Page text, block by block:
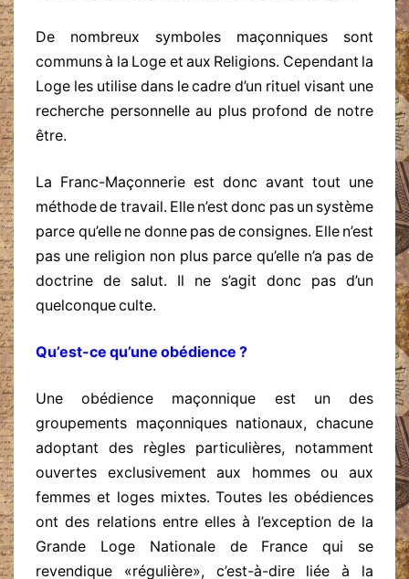
De nombreux symboles maçonniques sont
communs à la Loge et aux Religions. Cependant la
Loge les utilise dans le cadre d’un rituel visant une
recherche personnelle au plus profond de notre
être.
La Franc-Maçonnerie est donc avant tout une
méthode de travail. Elle n’est donc pas un système
parce qu’elle ne donne pas de consignes. Elle n’est
pas une religion non plus parce qu’elle n’a pas de
doctrine de salut. Il ne s’agit donc pas d’un
quelconque culte.
Qu’est-ce qu’une obédience ?
Une obédience maçonnique est un des
groupements maçonniques nationaux, chacune
adoptant des règles particulières, notamment
ouvertes exclusivement aux hommes ou aux
femmes et loges mixtes. Toutes les obédiences
ont des relations entre elles à l’exception de la
Grande Loge Nationale de France qui se
revendique «régulière», c’est-à-dire liée à la